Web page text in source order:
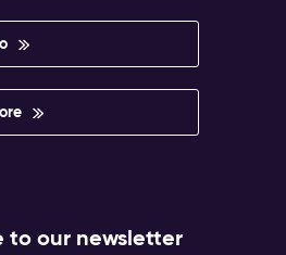
to our newsletter